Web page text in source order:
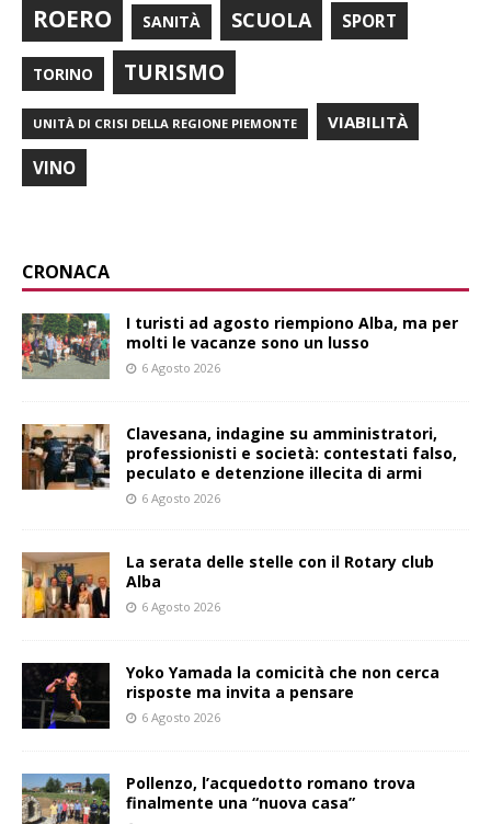
ROERO SANITÀ SCUOLA SPORT
TORINO TURISMO
UNITÀ DI CRISI DELLA REGIONE PIEMONTE VIABILITÀ
VINO
CRONACA
I turisti ad agosto riempiono Alba, ma per
molti le vacanze sono un lusso
6 Agosto 2026
Clavesana, indagine su amministratori,
professionisti e società: contestati falso,
peculato e detenzione illecita di armi
6 Agosto 2026
La serata delle stelle con il Rotary club
Alba
6 Agosto 2026
Yoko Yamada la comicità che non cerca
risposte ma invita a pensare
6 Agosto 2026
Pollenzo, l’acquedotto romano trova
finalmente una “nuova casa”